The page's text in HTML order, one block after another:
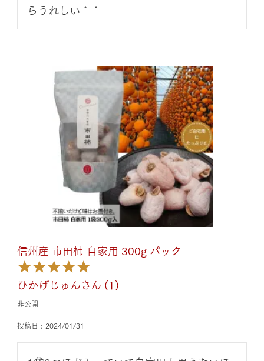
らうれしい＾＾
信州産 市田柿 自家用 300g パック
ひかげじゅん
1
非公開
投稿日
2024/01/31